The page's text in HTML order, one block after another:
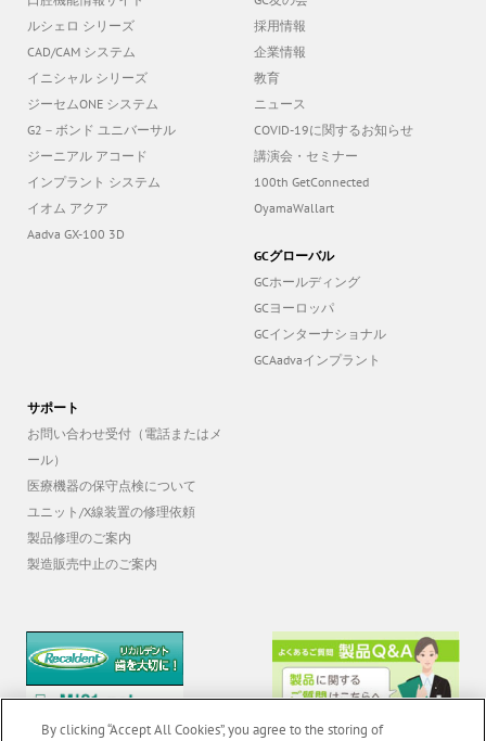
ルシェロ シリーズ
CAD/CAM システム
イニシャル シリーズ
ジーセムONE システム
G2－ボンド ユニバーサル
ジーニアル アコード
インプラント システム
イオム アクア
Aadva GX-100 3D
採用情報
企業情報
教育
ニュース
COVID-19に関するお知らせ
講演会・セミナー
100th GetConnected
OyamaWallart
GCグローバル
GCホールディング
GCヨーロッパ
GCインターナショナル
GCAadvaインプラント
サポート
お問い合わせ受付（電話またはメ
ール）
医療機器の保守点検について
ユニット/X線装置の修理依頼
製品修理のご案内
製造販売中止のご案内
By clicking “Accept All Cookies”, you agree to the storing of